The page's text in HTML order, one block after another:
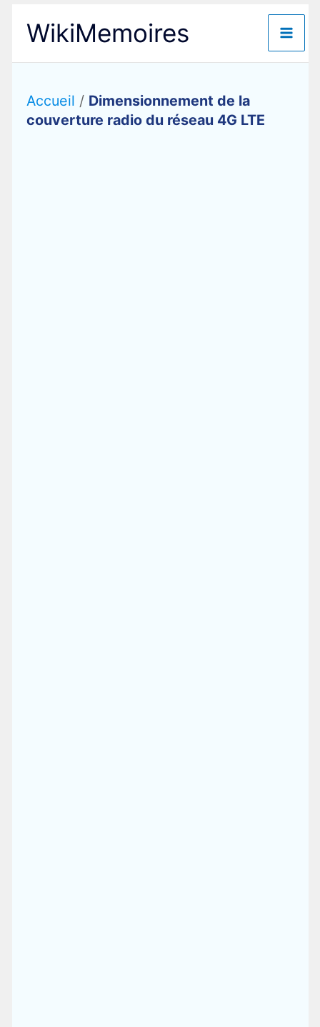
contenu
WikiMemoires
Accueil / Dimensionnement de la
couverture radio du réseau 4G LTE